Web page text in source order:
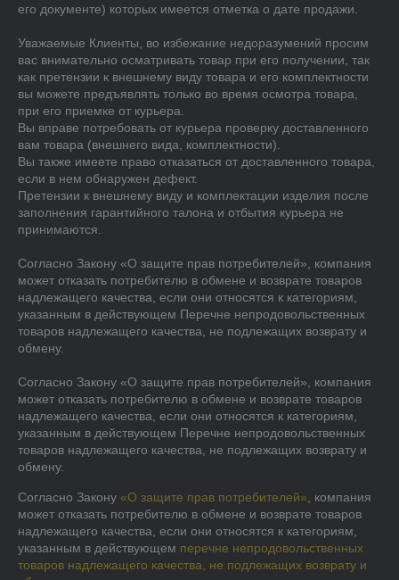
его документе) которых имеется отметка о дате продажи.
Уважаемые Клиенты, во избежание недоразумений просим
вас внимательно осматривать товар при его получении, так
как претензии к внешнему виду товара и его комплектности
вы можете предъявлять только во время осмотра товара,
при его приемке от курьера.
Вы вправе потребовать от курьера проверку доставленного
вам товара (внешнего вида, комплектности).
Вы также имеете право отказаться от доставленного товара,
если в нем обнаружен дефект.
Претензии к внешнему виду и комплектации изделия после
заполнения гарантийного талона и отбытия курьера не
принимаются.
Согласно Закону «О защите прав потребителей», компания
может отказать потребителю в обмене и возврате товаров
надлежащего качества, если они относятся к категориям,
указанным в действующем Перечне непродовольственных
товаров надлежащего качества, не подлежащих возврату и
обмену.
Согласно Закону «О защите прав потребителей», компания
может отказать потребителю в обмене и возврате товаров
надлежащего качества, если они относятся к категориям,
указанным в действующем Перечне непродовольственных
товаров надлежащего качества, не подлежащих возврату и
обмену.
Согласно Закону «О защите прав потребителей» , компания
может отказать потребителю в обмене и возврате товаров
надлежащего качества, если они относятся к категориям,
указанным в действующем перечне непродовольственных
товаров надлежащего качества, не подлежащих возврату и